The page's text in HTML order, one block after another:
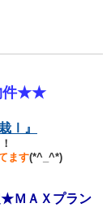
件★★
Ⅰ』
ます(*^_^*)
ＭＡＸプラン